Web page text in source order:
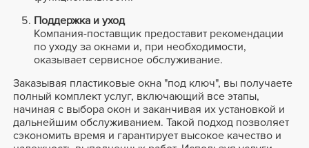
Поддержка и уход
Компания-поставщик предоставит рекомендации
по уходу за окнами и, при необходимости,
оказывает сервисное обслуживание.
Заказывая пластиковые окна "под ключ", вы получаете
полный комплект услуг, включающий все этапы,
начиная с выбора окон и заканчивая их установкой и
дальнейшим обслуживанием. Такой подход позволяет
сэкономить время и гарантирует высокое качество и